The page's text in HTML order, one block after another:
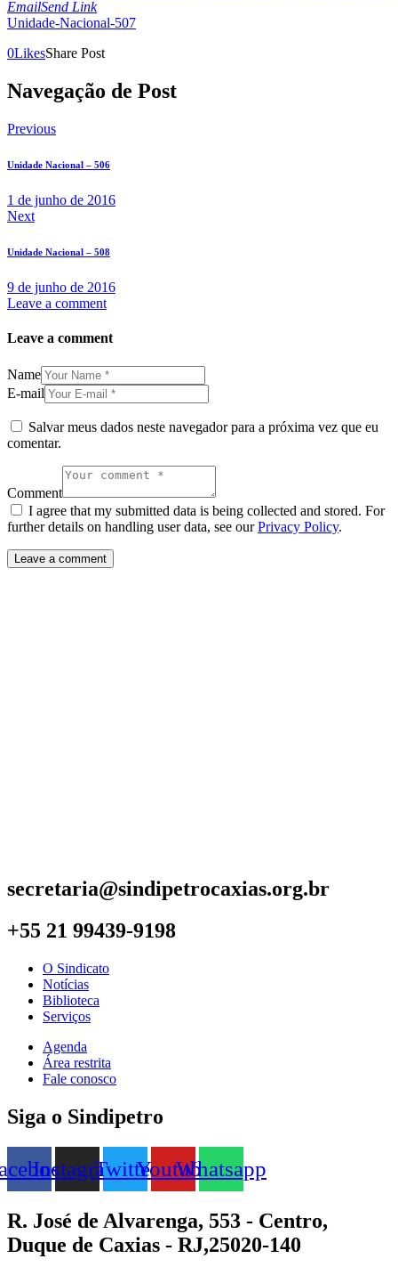
EmailSend Link
Unidade-Nacional-507
0LikesShare Post
Navegação de Post
Previous
Unidade Nacional – 506
1 de junho de 2016
Next
Unidade Nacional – 508
9 de junho de 2016
Leave a comment
Leave a comment
Name
E-mail
Salvar meus dados neste navegador para a próxima vez que eu
comentar.
Comment
I agree that my submitted data is being collected and stored. For
further details on handling user data, see ourPrivacy Policy.
secretaria@sindipetrocaxias.org.br
+55 21 99439-9198
O Sindicato
Notícias
Biblioteca
Serviços
Agenda
Área restrita
Fale conosco
Siga o Sindipetro
InstagramTwitterYoutubeWhatsapp
R. José de Alvarenga, 553 - Centro,
Duque de Caxias - RJ,25020-140